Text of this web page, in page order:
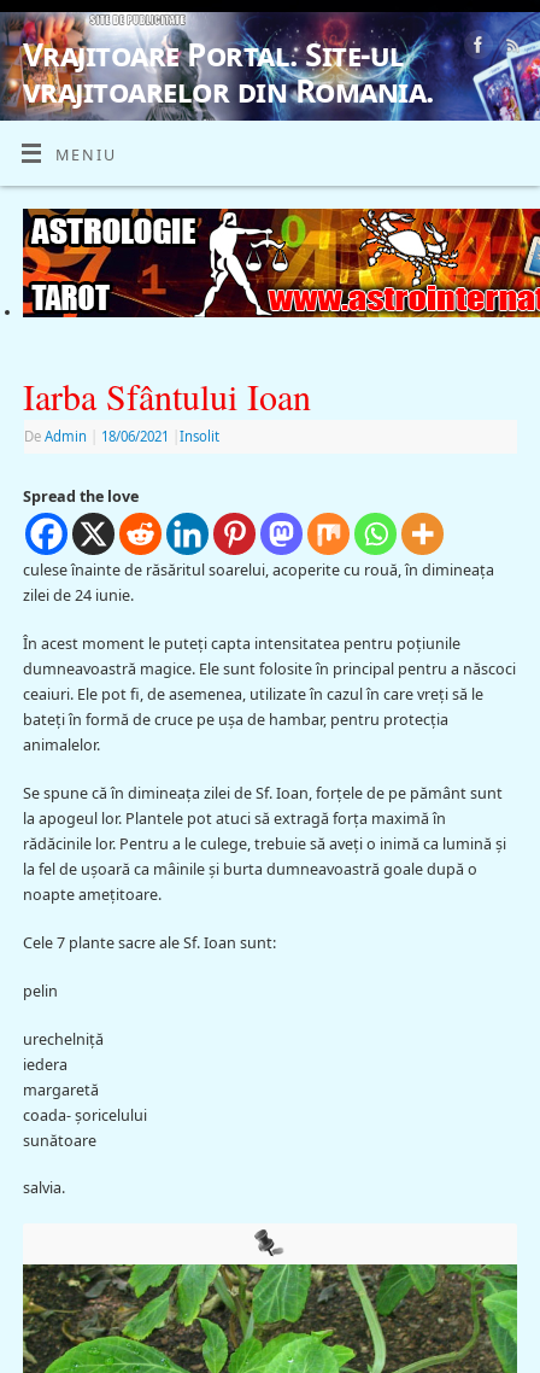
Vrajitoare Portal. Site-ul
vrajitoarelor din Romania.
VRAJITOARE, VRAJITOARELE, VRAJITOARE
MENIU
Iarba Sfântului Ioan
De Admin 18/06/2021 Insolit
Spread the love
culese înainte de răsăritul soarelui, acoperite cu rouă, în dimineaţa
zilei de 24 iunie.
În acest moment le puteţi capta intensitatea pentru poţiunile
dumneavoastră magice. Ele sunt folosite în principal pentru a născoci
ceaiuri. Ele pot fi, de asemenea, utilizate în cazul în care vreţi să le
bateţi în formă de cruce pe uşa de hambar, pentru protecţia
animalelor.
Se spune că în dimineaţa zilei de Sf. Ioan, forţele de pe pământ sunt
la apogeul lor. Plantele pot atuci să extragă forţa maximă în
rădăcinile lor. Pentru a le culege, trebuie să aveţi o inimă ca lumină şi
la fel de uşoară ca mâinile şi burta dumneavoastră goale după o
noapte ameţitoare.
Cele 7 plante sacre ale Sf. Ioan sunt:
pelin
urechelniţă
iedera
margaretă
coada- şoricelului
sunătoare
salvia.